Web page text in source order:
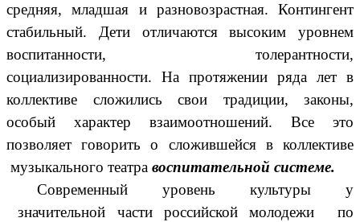
средняя, младшая и разновозрастная. Контингент
стабильный. Дети отличаются высоким уровнем
воспитанности, толерантности,
социализированности. На протяжении ряда лет в
коллективе сложились свои традиции, законы,
особый характер взаимоотношений. Все это
позволяет говорить о сложившейся в коллективе
музыкального театра воспитательной системе.
Современный уровень культуры у
значительной части российской молодежи по